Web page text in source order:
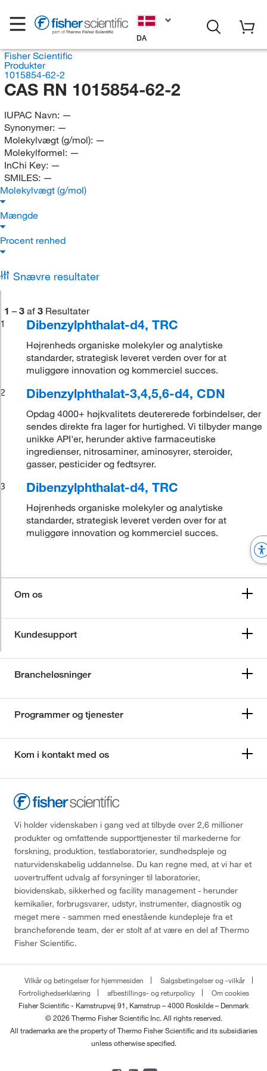
DA
Fisher Scientific
Produkter
1015854-62-2
CAS RN 1015854-62-2
IUPAC Navn: —
Synonymer: —
Molekylvægt (g/mol): —
Molekylformel: —
InChi Key: —
SMILES: —
Molekylvægt (g/mol)
Mængde
Procent renhed
Snævre resultater
1 – 3 af 3 Resultater
1
Dibenzylphthalat-d4, TRC
Højrenheds organiske molekyler og analytiske
standarder, strategisk leveret verden over for at
muliggøre innovation og kommerciel succes.
2
Dibenzylphthalat-3,4,5,6-d4, CDN
Opdag 4000+ højkvalitets deutererede forbindelser, der
sendes direkte fra lager for hurtighed. Vi tilbyder mange
unikke API'er, herunder aktive farmaceutiske
ingredienser, nitrosaminer, aminosyrer, steroider,
gasser, pesticider og fedtsyrer.
3
Dibenzylphthalat-d4, TRC
Højrenheds organiske molekyler og analytiske
standarder, strategisk leveret verden over for at
muliggøre innovation og kommerciel succes.
Om os
Kundesupport
Brancheløsninger
Programmer og tjenester
Kom i kontakt med os
Vi holder videnskaben i gang ved at tilbyde over 2,6 millioner
produkter og omfattende supporttjenester til markederne for
forskning, produktion, testlaboratorier, sundhedspleje og
naturvidenskabelig uddannelse. Du kan regne med, at vi har et
uovertruffent udvalg af forsyninger til laboratorier,
biovidenskab, sikkerhed og facility management - herunder
kemikalier, forbrugsvarer, udstyr, instrumenter, diagnostik og
meget mere - sammen med enestående kundepleje fra et
brancheførende team, der er stolt af at være en del af Thermo
Fisher Scientific.
Vilkår og betingelser for hjemmesiden
Salgsbetingelser og -vilkår
Fortrolighedserklæring
afbestillings- og returpolicy
Om cookies
Fisher Scientific - Kamstrupvej 91, Kamstrup – 4000 Roskilde – Denmark
© 2026 Thermo Fisher Scientific Inc. All rights reserved.
All trademarks are the property of Thermo Fisher Scientific and its subsidiaries
unless otherwise specified.